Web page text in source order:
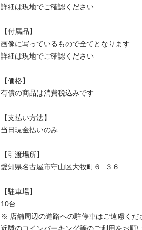
詳細は現地でご確認ください
【付属品】
画像に写っているもので全てとなります
詳細は現地でご確認ください
【価格】
有償の商品は消費税込みです
【⽀払い⽅法】
当⽇現⾦払いのみ
【引渡場所】
愛知県名古屋市守山区大牧町６−３６
【駐⾞場】
10台
※ 店舗周辺の道路への駐停車はご遠慮くだ